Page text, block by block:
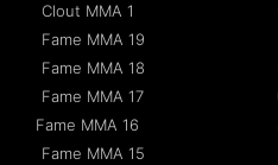
Clout MMA 1
Fame MMA 19
Fame MMA 18
Fame MMA 17
Fame MMA 16
Fame MMA 15